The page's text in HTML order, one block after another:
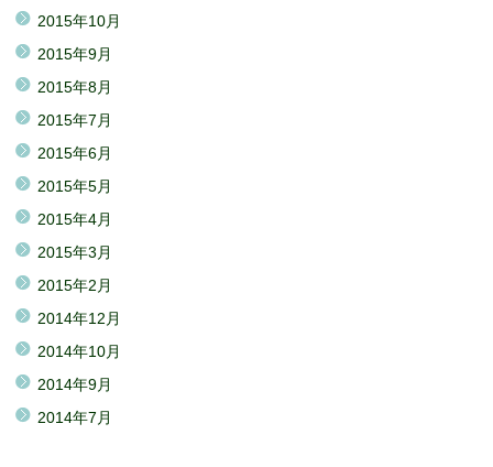
2015年10月
2015年9月
2015年8月
2015年7月
2015年6月
2015年5月
2015年4月
2015年3月
2015年2月
2014年12月
2014年10月
2014年9月
2014年7月